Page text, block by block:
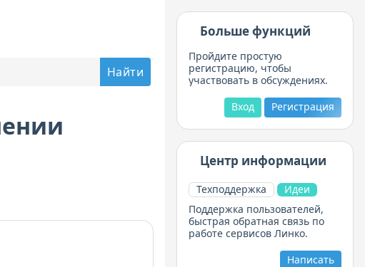
Больше функций
Пройдите простую
регистрацию, чтобы
участвовать в обсуждениях.
Регистрация
Вход
Центр информации
Техподдержка
Идеи
Поддержка пользователей,
быстрая обратная связь по
работе сервисов Линко.
Написать